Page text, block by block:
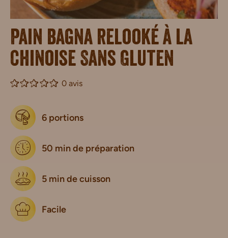
Pain bagna relooké à la
chinoise Sans Gluten
0 avis
6 portions
50 min de préparation
5 min de cuisson
Facile